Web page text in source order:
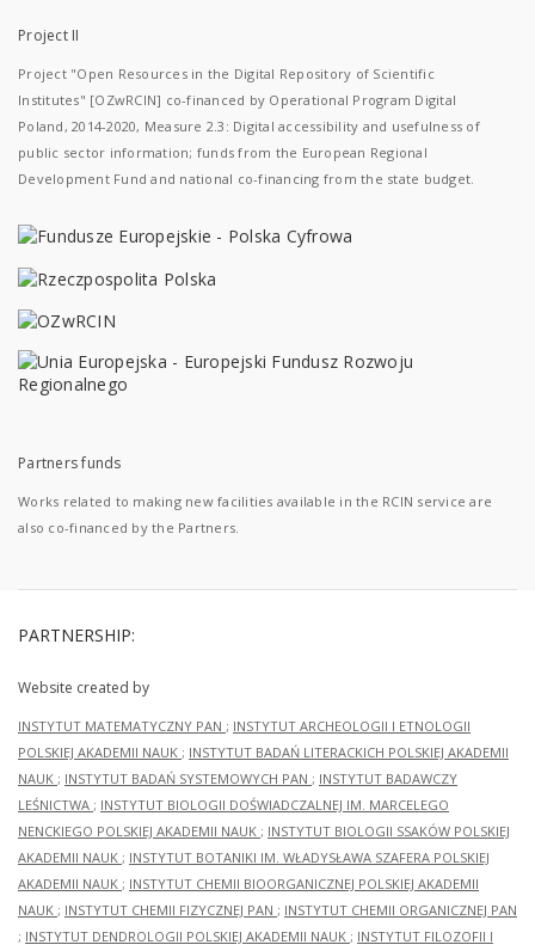
Project II
Project "Open Resources in the Digital Repository of Scientific
Institutes" [OZwRCIN] co-financed by Operational Program Digital
Poland, 2014-2020, Measure 2.3: Digital accessibility and usefulness of
public sector information; funds from the European Regional
Development Fund and national co-financing from the state budget.
Partners funds
Works related to making new facilities available in the RCIN service are
also co-financed by the Partners.
PARTNERSHIP:
Website created by
INSTYTUT MATEMATYCZNY PAN ; INSTYTUT ARCHEOLOGII I ETNOLOGII
POLSKIEJ AKADEMII NAUK ; INSTYTUT BADAŃ LITERACKICH POLSKIEJ AKADEMII
NAUK ; INSTYTUT BADAŃ SYSTEMOWYCH PAN ; INSTYTUT BADAWCZY
LEŚNICTWA ; INSTYTUT BIOLOGII DOŚWIADCZALNEJ IM. MARCELEGO
NENCKIEGO POLSKIEJ AKADEMII NAUK ; INSTYTUT BIOLOGII SSAKÓW POLSKIEJ
AKADEMII NAUK ; INSTYTUT BOTANIKI IM. WŁADYSŁAWA SZAFERA POLSKIEJ
AKADEMII NAUK ; INSTYTUT CHEMII BIOORGANICZNEJ POLSKIEJ AKADEMII
NAUK ; INSTYTUT CHEMII FIZYCZNEJ PAN ; INSTYTUT CHEMII ORGANICZNEJ PAN
; INSTYTUT DENDROLOGII POLSKIEJ AKADEMII NAUK ; INSTYTUT FILOZOFII I